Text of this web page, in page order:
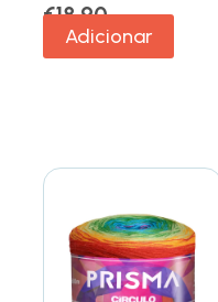
€18.90
Adicionar